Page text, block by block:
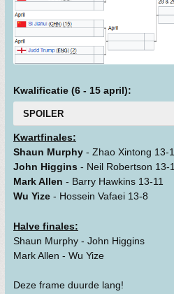
Kwalificatie (6 - 15 april):
SPOILER
Kwartfinales:
Shaun Murphy - Zhao Xintong 13-
John Higgins - Neil Robertson 13-
Mark Allen - Barry Hawkins 13-11
Wu Yize - Hossein Vafaei 13-8
Halve finales:
Shaun Murphy - John Higgins
Mark Allen - Wu Yize
Deze frame duurde lang!